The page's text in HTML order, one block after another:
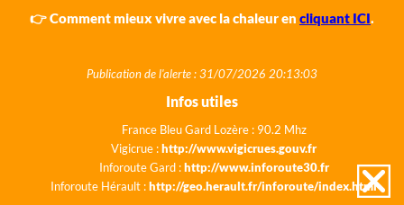
👉 Comment mieux vivre avec la chaleur en cliquant ICI.
Publication de l'alerte : 31/07/2026 20:13:03
Infos utiles
France Bleu Gard Lozère : 90.2 Mhz
Vigicrue :http://www.vigicrues.gouv.fr
Inforoute Gard :http://www.inforoute30.fr
Inforoute Hérault :http://geo.herault.fr/inforoute/index.html